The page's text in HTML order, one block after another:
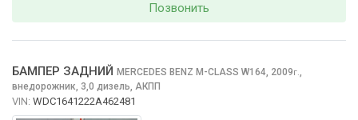
Позвонить
БАМПЕР ЗАДНИЙ MERCEDES BENZ M-CLASS W164, 2009г.,
внедорожник, 3,0 дизель, АКПП
VIN: WDC1641222A462481